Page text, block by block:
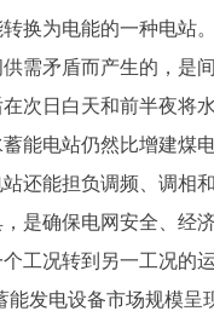
换为电能的一种电站。
需矛盾而产生的，是
次日白天和前半夜将
能电站仍然比增建煤
还能担负调频、调相
是确保电网安全、经
工况转到另一工况的运
能发电设备市场规模呈